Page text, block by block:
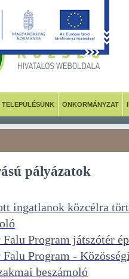
TELEPÜLÉSÜNK ÖNKORMÁNYZAT
pályázatok
ingatlanok közcélra
Program játszótér
Falu Program -
beszámoló